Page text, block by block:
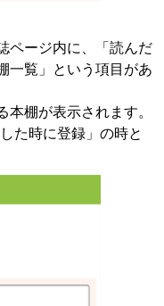
ページ内に、「読んだ
一覧」という項目があ
本棚が表示されます。
た時に登録」の時と